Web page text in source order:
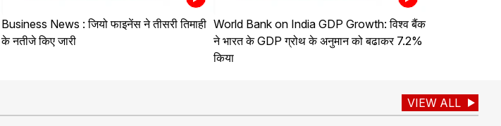
Business News : जियो फाइनेंस ने तीसरी तिमाही
के नतीजे किए जारी
World Bank on India GDP Growth: विश्व बैंक
ने भारत के GDP ग्रोथ के अनुमान को बढाकर 7.2%
किया
VIEW ALL